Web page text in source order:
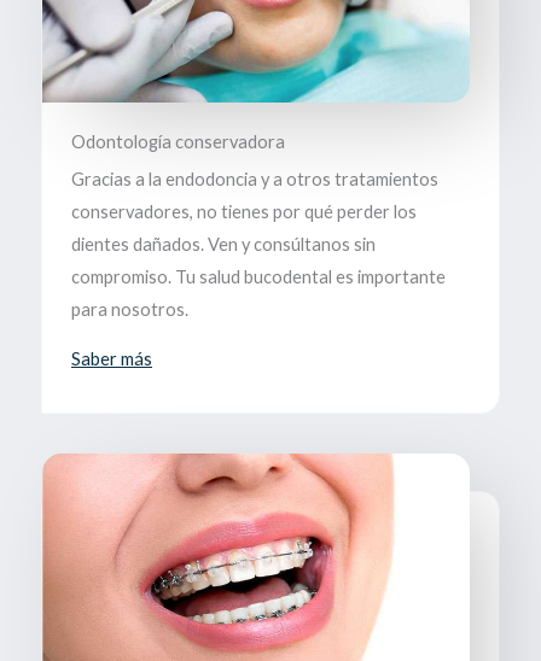
Odontología conservadora
Gracias a la endodoncia y a otros tratamientos
conservadores, no tienes por qué perder los
dientes dañados. Ven y consúltanos sin
compromiso. Tu salud bucodental es importante
para nosotros.
Saber más